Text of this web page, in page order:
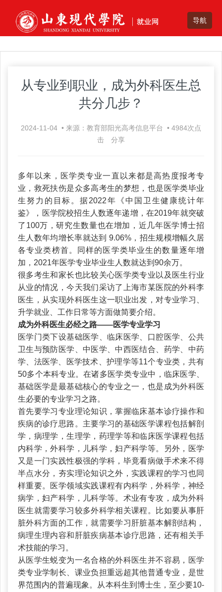
从专业到职业，成为外科医生总
共分几步？
2024-11-04 • 来源：教育部阳光高考信息平台 • 4984次点
击
分享
多年以来，医学类专业一直以来都是高热度报考专
业，救死扶伤是众多高考生的梦想，也是医学类毕业
生努力的目标。据2022年《中国卫生健康统计年
鉴》，医学院校招生人数逐年递增，在2019年就突破
了100万，研究生数量也在增加，近几年医学博士招
生人数年均增长率就达到 9.06%，招生规模增幅久居
各专业类榜首。同样的医学类毕业生的数量逐年增
加，2021年医学专业毕业生人数就达到90余万。
很多考生和家长也比较关心医学类专业以及医生行业
从业的情况，今天我们采访了上海市某医院的外科李
医生，从实现外科医生这一职业出发，对专业学习、
升学就业、工作日常等方面做简要介绍。
成为外科医生必经之路——医学专业学习
医学门类下设基础医学、临床医学、口腔医学、公共
卫生与预防医学、中医学、中西医结合、药学、中药
学、法医学、医学技术、护理学等11个专业类，共有
50多个本科专业。在诸多医学类专业中，临床医学、
基础医学是最基础核心的专业之一，也是成为外科医
生必要的专业学习之路。
首先要学习专业理论知识，掌握临床基本诊疗操作和
疾病的诊疗思路。主要学习的基础医学课程包括解剖
学，病理学，生理学，药理学等和临床医学课程包括
内科学，外科学，儿科学，妇产科学等。另外，医学
又是一门实践性极强的学科，毕竟看病做手术来不得
半点水分，夯实理论知识之外，实践课程的学习也同
样重要。医学领域实践课程有内科学，外科学，神经
病学，妇产科学，儿科学等。术业有专攻，成为外科
医生就需要学习较多外科学相关课程。比如要从事肝
脏外科方面的工作，就需要学习肝脏基本解剖结构，
病理生理内容和肝脏疾病基本诊疗思路，还有相关手
术技能的学习。
从医学生蜕变为一名合格的外科医生并不容易，医学
类专业学制长、课业负担重远超其他普通专业，是世
界范围内的普遍现象。从本科生到博士生，至少要10-